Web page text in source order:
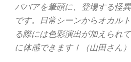
ババアを筆頭に、登場する怪
です。日常シーンからオカル
る際には色彩演出が加えられ
に体感できます！（山田さん）